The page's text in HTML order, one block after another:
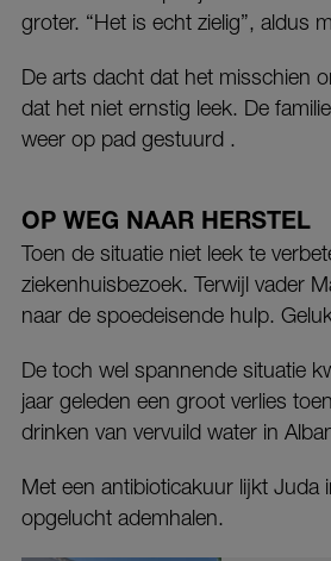
groter. “Het is echt zielig”, aldus
De arts dacht dat het misschien
dat het niet ernstig leek. De
weer op pad gestuurd .
OP WEG NAAR HERSTEL
Toen de situatie niet leek te
ziekenhuisbezoek. Terwijl vader
naar de spoedeisende hulp.
De toch wel spannende situatie
jaar geleden een groot verlies
drinken van vervuild water in
Met een antibioticakuur lijkt Juda
opgelucht ademhalen.